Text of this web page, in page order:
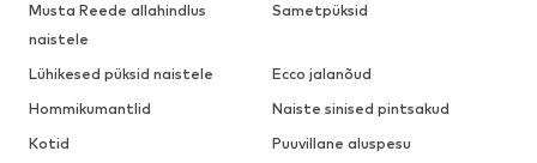
Musta Reede allahindlus
naistele
Sametpüksid
Lühikesed püksid naistele
Ecco jalanõud
Hommikumantlid
Naiste sinised pintsakud
Kotid
Puuvillane aluspesu